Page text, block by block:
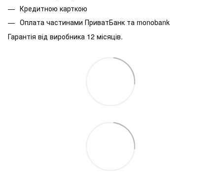
Кредитною карткою
Оплата частинами ПриватБанк та monobank
Гарантія від виробника 12 місяців.